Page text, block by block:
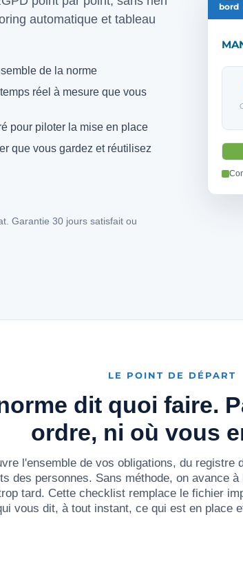
automatique et tableau
de la norme
réel à mesure que vous
pour piloter la mise en place
que vous gardez et réutilisez
Garantie 30 jours satisfait ou
bord
LE POINT DE DÉPART
dit quoi faire.
ordre, ni où vous
l'ensemble de vos obligations, du registre
des personnes. Sans méthode, on avance
tard. Cette checklist remplace le fichier
vous dit, à tout instant, ce qui est en place